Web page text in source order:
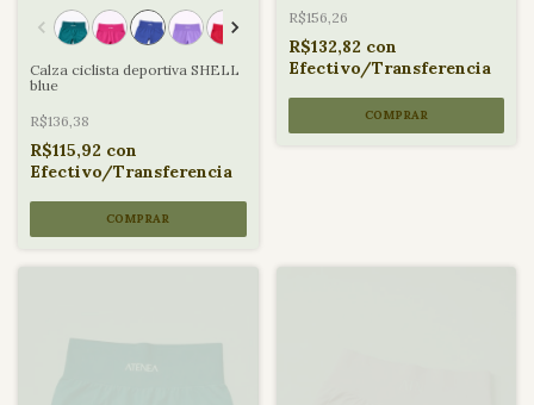
Calza ciclista deportiva SHELL
blue
R$136,38
R$115,92 con
Efectivo/Transferencia
COMPRAR
R$156,26
R$132,82 con
Efectivo/Transferencia
COMPRAR